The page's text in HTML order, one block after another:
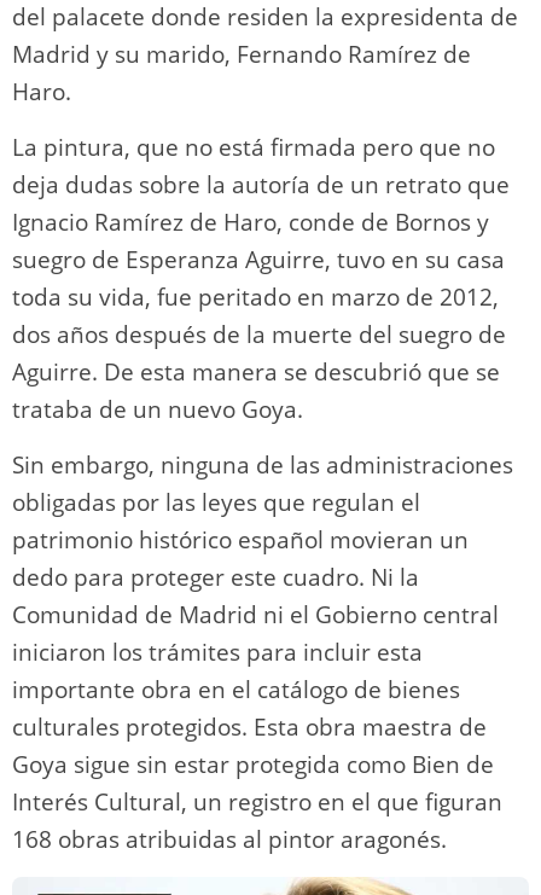
del palacete donde residen la expresidenta de
Madrid y su marido, Fernando Ramírez de
Haro.
La pintura, que no está firmada pero que no
deja dudas sobre la autoría de un retrato que
Ignacio Ramírez de Haro, conde de Bornos y
suegro de Esperanza Aguirre, tuvo en su casa
toda su vida, fue peritado en marzo de 2012,
dos años después de la muerte del suegro de
Aguirre. De esta manera se descubrió que se
trataba de un nuevo Goya.
Sin embargo, ninguna de las administraciones
obligadas por las leyes que regulan el
patrimonio histórico español movieran un
dedo para proteger este cuadro. Ni la
Comunidad de Madrid ni el Gobierno central
iniciaron los trámites para incluir esta
importante obra en el catálogo de bienes
culturales protegidos. Esta obra maestra de
Goya sigue sin estar protegida como Bien de
Interés Cultural, un registro en el que figuran
168 obras atribuidas al pintor aragonés.